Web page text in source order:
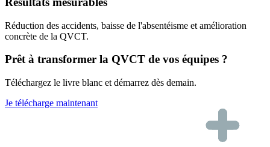
Réduction des accidents, baisse de l'absentéisme et amélioration
concrète de la QVCT.
Prêt à transformer la QVCT de vos équipes ?
Téléchargez le livre blanc et démarrez dès demain.
Je télécharge maintenant